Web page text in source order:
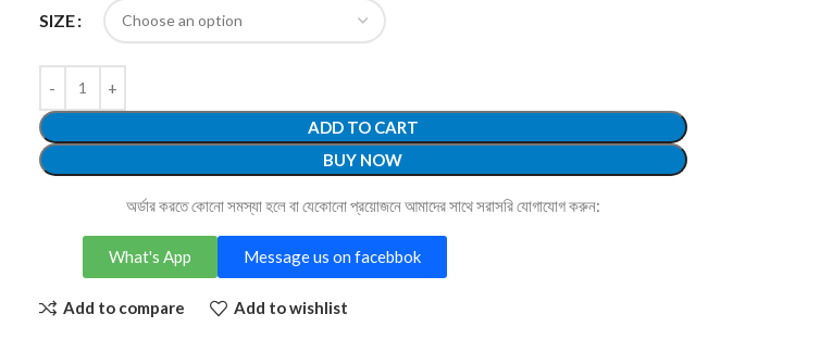
SIZE
ADD TO CART
BUY NOW
অর্ডার করতে কোনো সমস্যা হলে বা যেকোনো প্রয়োজনে আমাদের সাথে সরাসরি যোগাযোগ করুন:
Message us on facebbok
What's App
Add to compare Add to wishlist